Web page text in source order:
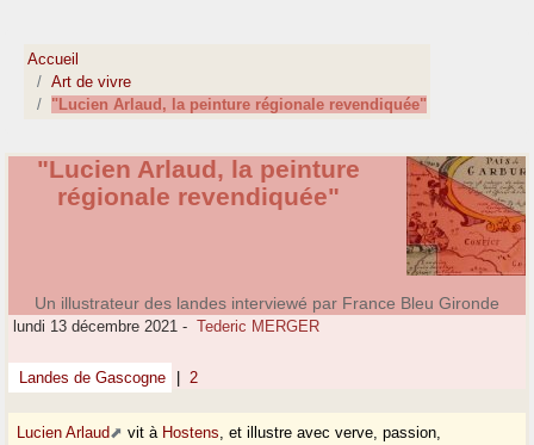
Accueil
Art de vivre
"Lucien Arlaud, la peinture régionale revendiquée"
"Lucien Arlaud, la peinture
régionale revendiquée"
Un illustrateur des landes interviewé par France Bleu Gironde
lundi 13 décembre 2021 - Tederic MERGER
Landes de Gascogne 2
Lucien Arlaud vit à Hostens, et illustre avec verve, passion,